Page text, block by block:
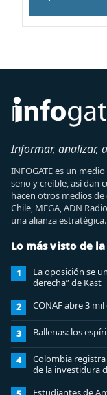
Informar, analizar,
INFOGATE es un
serio y creíble, así dan
hacen otros medios de
Chile, MEGA, ADN
una alianza estratégica.
Lo más visto de
1
La oposición se
derecha” de Kast
2 CONAF abre 3
3 Ballenas: los
4
Colombia
de la investidura
Estudiantes de